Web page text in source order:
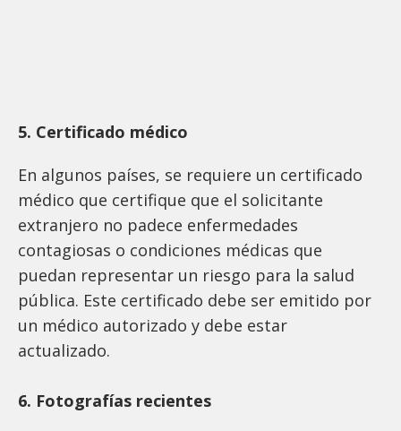
5. Certificado médico
En algunos países, se requiere un certificado
médico que certifique que el solicitante
extranjero no padece enfermedades
contagiosas o condiciones médicas que
puedan representar un riesgo para la salud
pública. Este certificado debe ser emitido por
un médico autorizado y debe estar
actualizado.
6. Fotografías recientes